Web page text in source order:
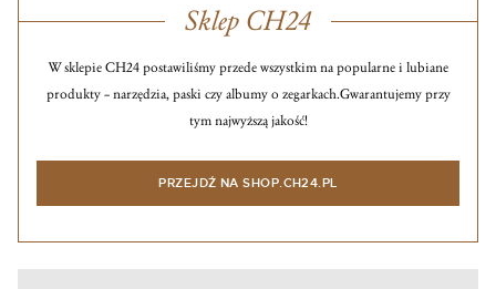
Sklep CH24
W sklepie CH24 postawiliśmy przede wszystkim na popularne i lubiane
produkty – narzędzia, paski czy albumy o zegarkach.Gwarantujemy przy
tym najwyższą jakość!
PRZEJDŹ NA SHOP.CH24.PL